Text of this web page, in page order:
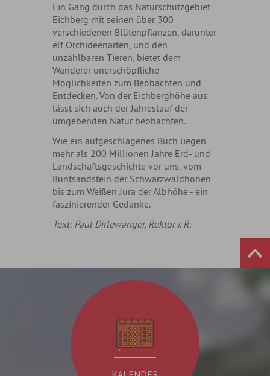
Ein Gang durch das Naturschutzgebiet
Eichberg mit seinen über 300
verschiedenen Blütenpflanzen, darunter
elf Orchideenarten, und den
unzählbaren Tieren, bietet dem
Wanderer unerschöpfliche
Möglichkeiten zum Beobachten und
Entdecken. Von der Eichberghöhe aus
lässt sich auch der Jahreslauf der
umgebenden Natur beobachten.
Wie ein aufgeschlagenes Buch liegen
mehr als 200 Millionen Jahre Erd- und
Landschaftsgeschichte vor uns, vom
Buntsandstein der Schwarzwaldhöhen
bis zum Weißen Jura der Albhöhe - ein
faszinierender Gedanke.
Text: Paul Dirlewanger, Rektor i. R.